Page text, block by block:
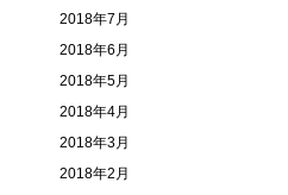
2018年7月
2018年6月
2018年5月
2018年4月
2018年3月
2018年2月